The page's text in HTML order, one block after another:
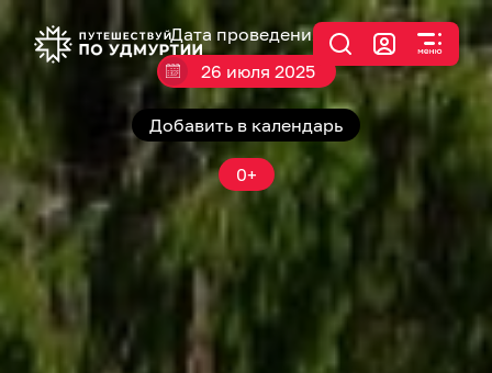
Дата проведения
26 июля 2025
Добавить в календарь
0+